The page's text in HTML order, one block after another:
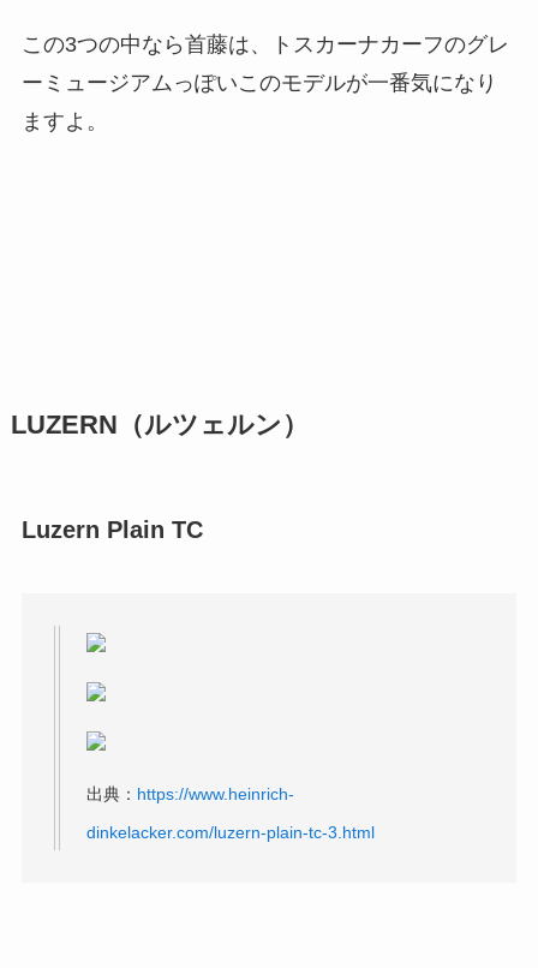
この3つの中なら首藤は、トスカーナカーフのグレ
ーミュージアムっぽいこのモデルが一番気になり
ますよ。
LUZERN（ルツェルン）
Luzern Plain TC
出典： https://www.heinrich-
dinkelacker.com/luzern-plain-tc-3.html